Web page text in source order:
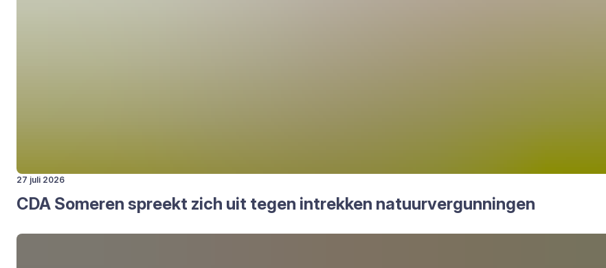
27 juli 2026
CDA Some­ren spreekt zich uit tegen intrek­ken natuur­ver­gun­nin­gen